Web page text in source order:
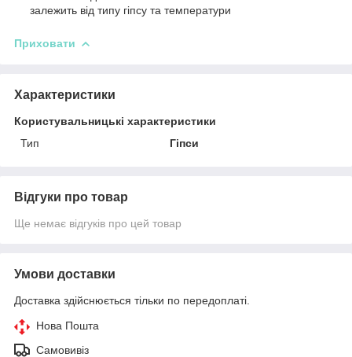
залежить від типу гіпсу та температури
Приховати
Характеристики
Користувальницькі характеристики
Тип
Гіпси
Відгуки про товар
Ще немає відгуків про цей товар
Умови доставки
Доставка здійснюється тільки по передоплаті.
Нова Пошта
Самовивіз